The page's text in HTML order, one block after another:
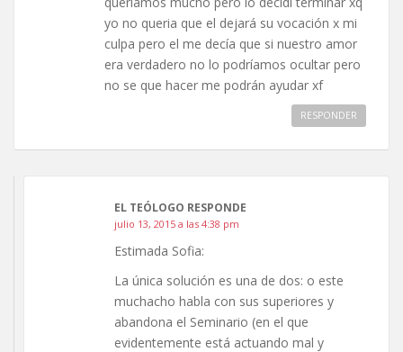
yo no queria que el dejará su vocación x mi
culpa pero el me decía que si nuestro amor
era verdadero no lo podríamos ocultar pero
no se que hacer me podrán ayudar xf
RESPONDER
EL TEÓLOGO RESPONDE
julio 13, 2015 a las 4:38 pm
Estimada Sofia:
La única solución es una de dos: o este
muchacho habla con sus superiores y
abandona el Seminario (en el que
evidentemente está actuando mal y